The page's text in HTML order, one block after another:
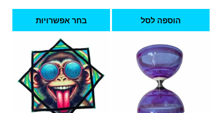
הוספה לסל
עד
בחר אפשרויות